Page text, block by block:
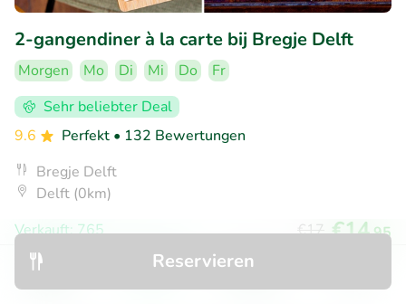
Reservieren
2-gangendiner à la carte bij Bregje Delft
Morgen Mo Di Mi Do
Fr
Sehr beliebter Deal
9.6
Perfekt • 132 Bewertungen
Bregje Delft
Delft (0km)
Verkauft: 765
€17 €14,95